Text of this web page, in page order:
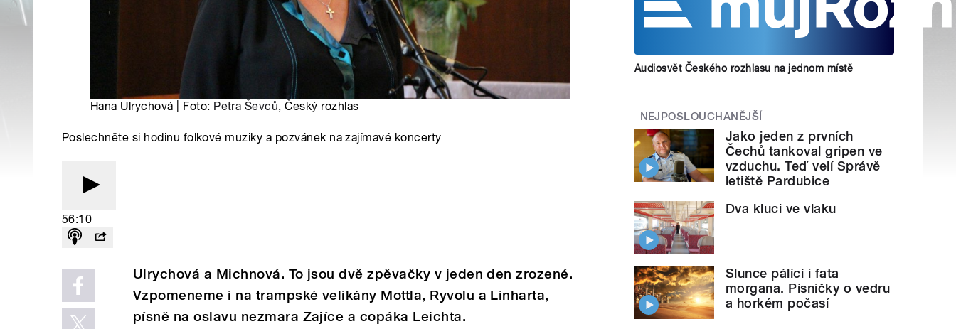
Hana Ulrychová | Foto: Petra Ševců, Český rozhlas
Poslechněte si hodinu folkové muziky a pozvánek na zajímavé koncerty
56:10
Ulrychová a Michnová. To jsou dvě zpěvačky v jeden den zrozené.
Vzpomeneme i na trampské velikány Mottla, Ryvolu a Linharta,
písně na oslavu nezmara Zajíce a copáka Leichta.
Audiosvět Českého rozhlasu na jednom místě
NEJPOSLOUCHANĚJŠÍ
Jako jeden z prvních
Čechů tankoval gripen ve
vzduchu. Teď velí Správě
letiště Pardubice
Dva kluci ve vlaku
Slunce pálící i fata
morgana. Písničky o vedru
a horkém počasí